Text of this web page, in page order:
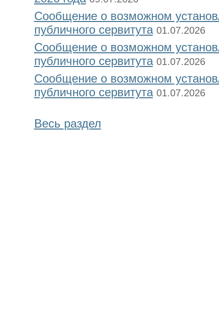
Сообщение о возможном
публичного сервитута 01.07.2026
Сообщение о возможном
публичного сервитута 01.07.2026
Сообщение о возможном
публичного сервитута 01.07.2026
Весь раздел